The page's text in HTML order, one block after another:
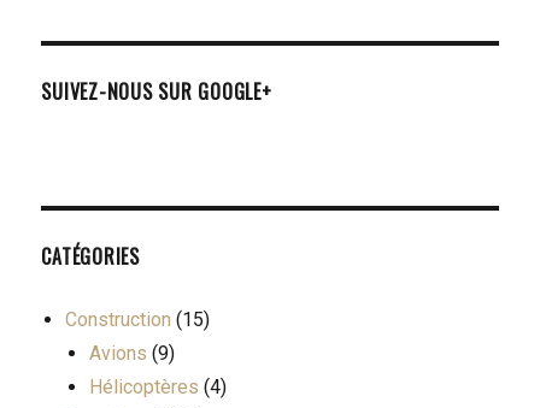
SUIVEZ-NOUS SUR GOOGLE+
CATÉGORIES
Construction (15)
Avions (9)
Hélicoptères (4)